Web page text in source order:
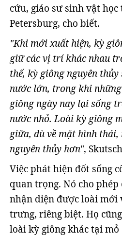
cứu, giáo sư sinh vật
Petersburg, cho biết.
"Khi mới xuất hiện, kỳ
giữ các vị trí khác nhau
thế, kỳ giông nguyên
nước lớn, trong khi
giông ngày nay lại sống
nước nhỏ. Loài kỳ giông
giữa, dù về mặt hình
nguyên thủy hơn",
Việc phát hiện đốt sống
quan trọng. Nó cho phép
nhận diện được loài mới
trưng, riêng biệt. Họ
loài kỳ giông khác tại mỏ